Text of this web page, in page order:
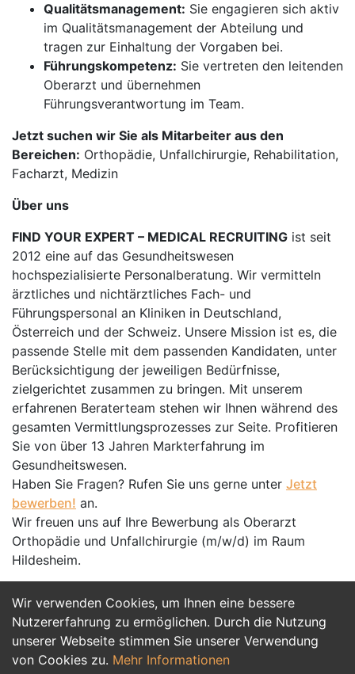
Wir verwenden Cookies, um Ihnen eine bessere
Nutzererfahrung zu ermöglichen. Durch die Nutzung
unserer Webseite stimmen Sie unserer Verwendung
von Cookies zu. Mehr Informationen
Qualitätsmanagement: Sie engagieren sich aktiv
im Qualitätsmanagement der Abteilung und
tragen zur Einhaltung der Vorgaben bei.
Führungskompetenz: Sie vertreten den leitenden
Oberarzt und übernehmen
Führungsverantwortung im Team.
Jetzt suchen wir Sie als Mitarbeiter aus den
Bereichen: Orthopädie, Unfallchirurgie, Rehabilitation,
Facharzt, Medizin
Über uns
FIND YOUR EXPERT – MEDICAL RECRUITING ist seit
2012 eine auf das Gesundheitswesen
hochspezialisierte Personalberatung. Wir vermitteln
ärztliches und nichtärztliches Fach- und
Führungspersonal an Kliniken in Deutschland,
Österreich und der Schweiz. Unsere Mission ist es, die
passende Stelle mit dem passenden Kandidaten, unter
Berücksichtigung der jeweiligen Bedürfnisse,
zielgerichtet zusammen zu bringen. Mit unserem
erfahrenen Beraterteam stehen wir Ihnen während des
gesamten Vermittlungsprozesses zur Seite. Profitieren
Sie von über 13 Jahren Markterfahrung im
Gesundheitswesen.
Haben Sie Fragen? Rufen Sie uns gerne unter Jetzt
bewerben! an.
Wir freuen uns auf Ihre Bewerbung als Oberarzt
Orthopädie und Unfallchirurgie (m/w/d) im Raum
Hildesheim.
Jetzt Bewerben